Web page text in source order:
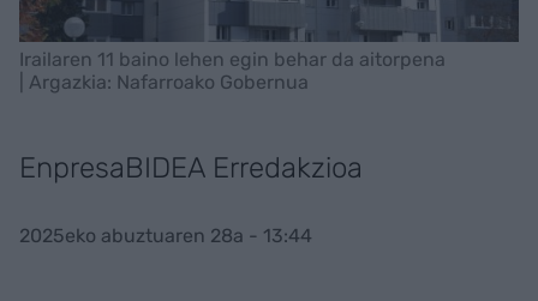
Irailaren 11 baino lehen egin behar da aitorpena
| Argazkia: Nafarroako Gobernua
EnpresaBIDEA Erredakzioa
2025eko abuztuaren 28a - 13:44